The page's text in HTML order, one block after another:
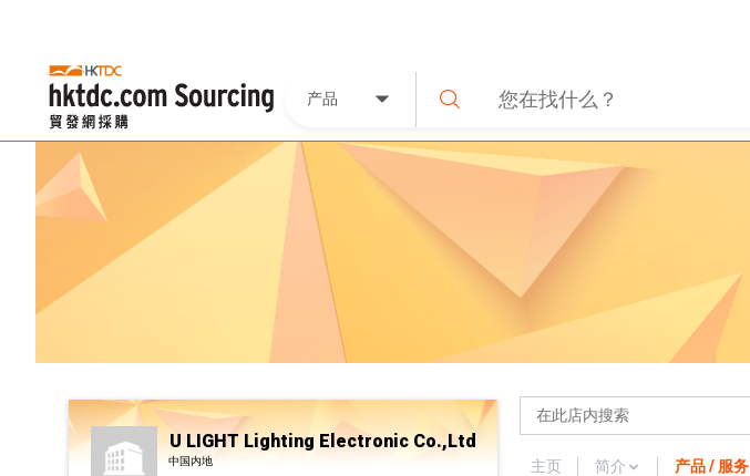
产品
U LIGHT Lighting Electronic Co.,Ltd
中国内地 主页 简介 产品 / 服务